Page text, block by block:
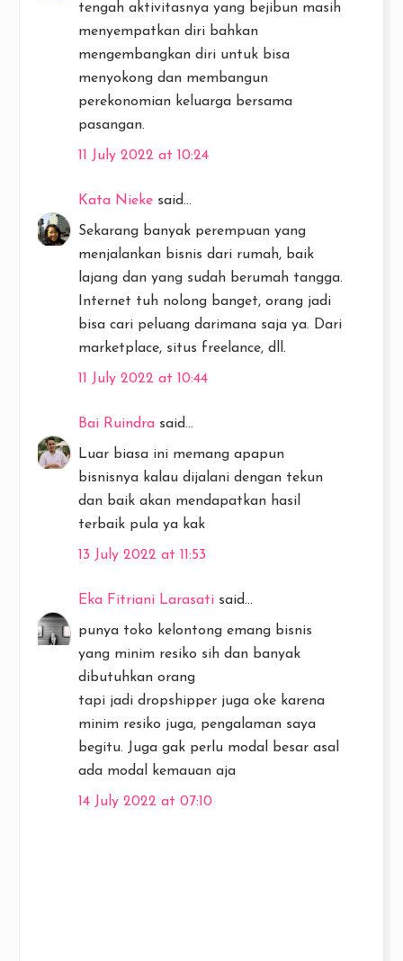
tengah aktivitasnya yang bejibun masih
menyempatkan diri bahkan
mengembangkan diri untuk bisa
menyokong dan membangun
perekonomian keluarga bersama
pasangan.
11 July 2022 at 10:24
Kata Nieke said...
Sekarang banyak perempuan yang
menjalankan bisnis dari rumah, baik
lajang dan yang sudah berumah tangga.
Internet tuh nolong banget, orang jadi
bisa cari peluang darimana saja ya. Dari
marketplace, situs freelance, dll.
11 July 2022 at 10:44
Bai Ruindra said...
Luar biasa ini memang apapun
bisnisnya kalau dijalani dengan tekun
dan baik akan mendapatkan hasil
terbaik pula ya kak
13 July 2022 at 11:53
Eka Fitriani Larasati said...
punya toko kelontong emang bisnis
yang minim resiko sih dan banyak
dibutuhkan orang
tapi jadi dropshipper juga oke karena
minim resiko juga, pengalaman saya
begitu. Juga gak perlu modal besar asal
ada modal kemauan aja
14 July 2022 at 07:10